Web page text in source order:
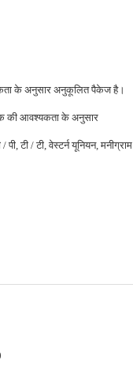
के अनुसार अनुकूलित पैकेज है।
की आवश्यकता के अनुसार
पी, टी / टी, वेस्टर्न यूनियन, मनीग्राम